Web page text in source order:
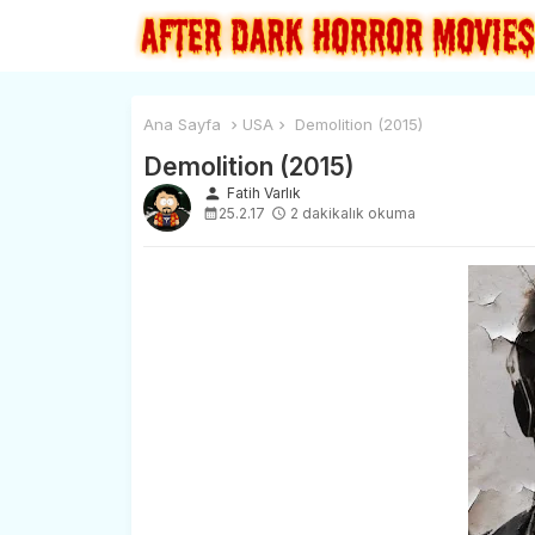
Ana Sayfa USA Demolition (2015)
Demolition (2015)
person Fatih Varlık
25.2.17
2 dakikalık okuma